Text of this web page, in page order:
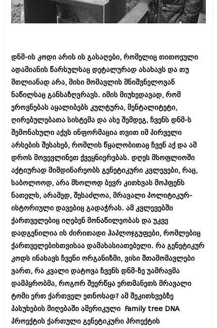
კულინარია
ავტორჩევები
ბიზნესსიახლეები
გვარები
თემიდას სასწორი
იუმორი
კალეიდოსკოპი
ჰოროსკოპი და შეუცნობელი
კრიმინალი
რომანი და დეტექტივი
სახალისო ამბები
შოუბიზნესი
დაიჯესტი
ქალი და მამაკაცი
ისტორია
სხვადასხვა
ანონსი
ბიზნესსიახლეები
გვარები
იუმორი
კალეიდოსკოპი
ჰოროსკოპი და შეუცნობელი
კრიმინალი
რომანი და დეტექტივი
სახალისო ამბები
შოუბიზნესი
დაიჯესტი
ქალი და მამაკაცი
ისტორია
სხვადასხვა
ანონსი
არქივი
ნოემბერი 2020 (103)
ოქტომბერი 2020 (209)
დნმ-ის კოდი არის ის გასაღები, რომელიც თითოეული
ადამიანის წარსულსაც დეტალურად ასახავს და თუ
მთლიანად არა, მისი მომავლის მნიშვნელოვან
ნაწილსაც განსაზღვრავს. იმის მიუხედავად, რომ
ეროვნებას აყალიბებს კულტურა, მენტალიტეტი,
ღირებულებათა სისტემა და ასე შემდეგ, ჩვენს დნმ-ს
შემონახული აქვს ინფორმაცია თვით იმ პირველი
არსების შესახებ, რომლის წყალობითაც ჩვენ აქ და ამ
დროს მოვევლინეთ ქვეყნიერებას. დღეს მსოფლიოში
აქტიურად მიმდინარეობს გენეტიკური კვლევები, რაც,
საბოლოოდ, არა მხოლოდ ბევრ კითხვას მოჰფენს
ნათელს, არამედ, შესაძლოა, მრავალი პოლიტიკურ-
ისტორიული დავებიც გადაჭრას. ამ კვლევებში
ქართველებიც იღებენ მონაწილეობას და უკვე
დადგენილია ის ძირითადი ჰაპლოჯგუფები, რომლებიც
ქართველებისთვისაა დამახასიათებელი. რა გენეტიკურ
კოდს ინახავს ჩვენი ორგანიზმი, ვისი შთამომავლები
ვართ, რა კვალი დატოვა ჩვენს დნმ-ზე უამრავმა
დამპყრობმა, როგორ შეერწყა ერთმანეთს მრავალი
ტომი ერთ ქართველ ეთნოსად? ამ შეკითხვებზე
პასუხების მიღებაში ამერიკული Family tree DNA
პროექტის ქართული გენეტიკური პროექტის